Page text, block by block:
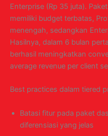
Enterprise (Rp 35 juta).
memiliki budget terbatas,
menengah, sedangkan
Hasilnya, dalam 6 bulan
berhasil meningkatkan
average revenue per client
Best practices dalam tiered
Batasi fitur pada paket
diferensiasi yang jelas